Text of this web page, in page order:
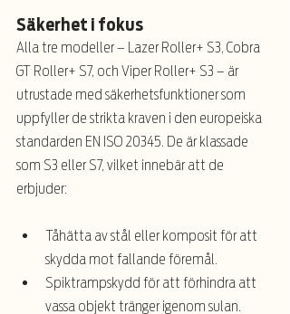
Säkerhet i fokus
Alla tre modeller – Lazer Roller+ S3, Cobra
GT Roller+ S7, och Viper Roller+ S3 – är
utrustade med säkerhetsfunktioner som
uppfyller de strikta kraven i den europeiska
standarden EN ISO 20345. De är klassade
som S3 eller S7, vilket innebär att de
erbjuder:
Tåhätta av stål eller komposit för att
skydda mot fallande föremål.
Spiktrampskydd för att förhindra att
vassa objekt tränger igenom sulan.